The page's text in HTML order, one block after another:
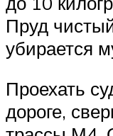
Пруд
убирается
Проехать
дороге,